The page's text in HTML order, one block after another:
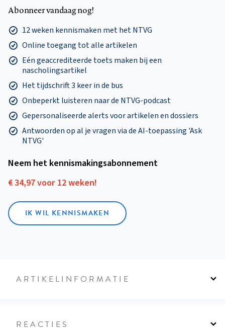
Abonneer vandaag nog!
12 weken kennismaken met het NTVG
Online toegang tot alle artikelen
Eén geaccrediteerde toets maken bij een
nascholingsartikel
Het tijdschrift 3 keer in de bus
Onbeperkt luisteren naar de NTVG-podcast
Gepersonaliseerde alerts voor artikelen en dossiers
Antwoorden op al je vragen via de AI-toepassing 'Ask
NTVG'
Neem het kennismakings­abonnement
€ 34,97 voor 12 weken!
IK WIL KENNISMAKEN
ARTIKELINFORMATIE
REACTIES